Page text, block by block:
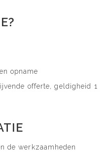
opname
offerte, geldigheid 1
de werkzaamheden